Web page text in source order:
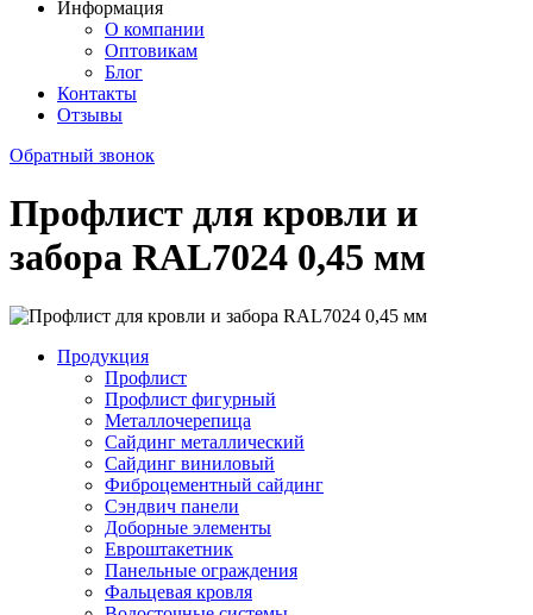
Информация
О компании
Оптовикам
Блог
Контакты
Отзывы
Обратный звонок
Профлист для кровли и
забора RAL7024 0,45 мм
Продукция
Профлист
Профлист фигурный
Металлочерепица
Сайдинг металлический
Сайдинг виниловый
Фиброцементный сайдинг
Сэндвич панели
Доборные элементы
Евроштакетник
Панельные ограждения
Фальцевая кровля